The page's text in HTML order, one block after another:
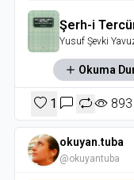
Şerh-i
Yusuf Şevki
Okuma
1 893
okuyan.tuba
@okuyantuba